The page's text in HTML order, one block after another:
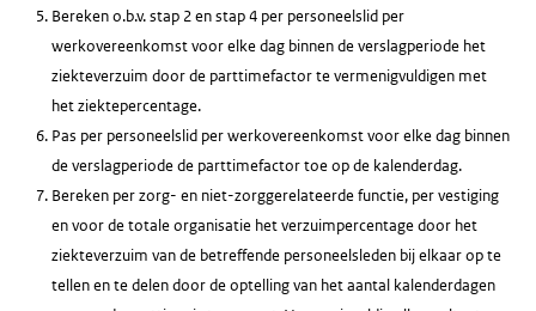
Bereken o.b.v. stap 2 en stap 4 per personeelslid per
werkovereenkomst voor elke dag binnen de verslagperiode het
ziekteverzuim door de parttimefactor te vermenigvuldigen met
het ziektepercentage.
Pas per personeelslid per werkovereenkomst voor elke dag binnen
de verslagperiode de parttimefactor toe op de kalenderdag.
Bereken per zorg- en niet-zorggerelateerde functie, per vestiging
en voor de totale organisatie het verzuimpercentage door het
ziekteverzuim van de betreffende personeelsleden bij elkaar op te
tellen en te delen door de optelling van het aantal kalenderdagen